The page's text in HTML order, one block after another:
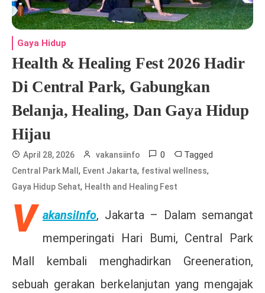
Gaya Hidup
Health & Healing Fest 2026 Hadir
Di Central Park, Gabungkan
Belanja, Healing, Dan Gaya Hidup
Hijau
April 28, 2026 vakansiinfo 0 Tagged
Central Park Mall , Event Jakarta, festival wellness,
Gaya Hidup Sehat, Health and Healing Fest
V akansiInfo, Jakarta – Dalam semangat
memperingati Hari Bumi, Central Park
Mall kembali menghadirkan Greeneration,
sebuah gerakan berkelanjutan yang mengajak